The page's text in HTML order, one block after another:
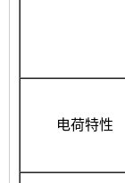
电荷特性